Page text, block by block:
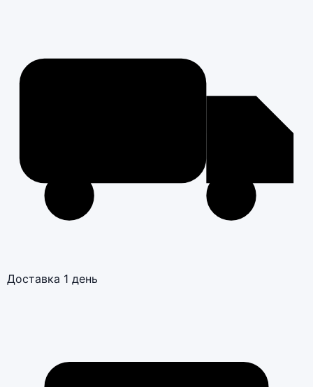
Доставка 1 день